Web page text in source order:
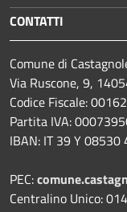
CONTATTI
Comune di
Via Ruscone, 9,
Codice Fiscale:
Partita IVA:
IBAN: IT 39 Y
PEC:
Centralino Unico: